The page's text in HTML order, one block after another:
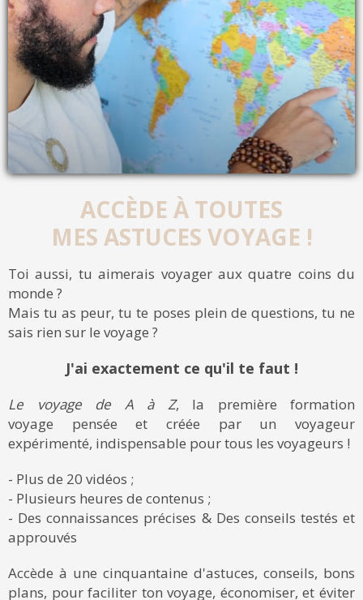
ACCÈDE À TOUTES
MES ASTUCES VOYAGE !
Toi aussi, tu aimerais voyager aux quatre coins du
monde ?
Mais tu as peur, tu te poses plein de questions, tu ne
sais rien sur le voyage ?
J'ai exactement ce qu'il te faut !
Le voyage de A à Z, la première formation
voyage pensée et créée par un voyageur
expérimenté, indispensable pour tous les voyageurs !
- Plus de 20 vidéos ;
- Plusieurs heures de contenus ;
- Des connaissances précises & Des conseils testés et
approuvés
Accède à une cinquantaine d'astuces, conseils, bons
plans, pour faciliter ton voyage, économiser, et éviter